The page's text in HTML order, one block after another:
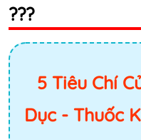
THUỐC VIÊN KÍCH DỤC
???
5 Tiêu Chí
Dục - Thuốc